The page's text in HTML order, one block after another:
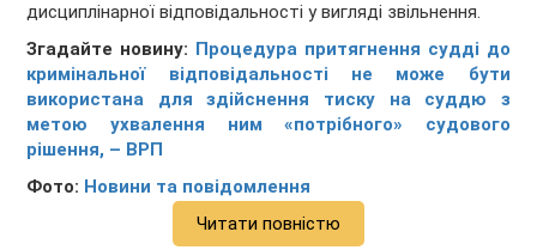
дисциплінарної відповідальності у вигляді звільнення.
Згадайте новину: Процедура притягнення судді до
кримінальної відповідальності не може бути
використана для здійснення тиску на суддю з
метою ухвалення ним «потрібного» судового
рішення, – ВРП
Фото: Новини та повідомлення
Читати повністю